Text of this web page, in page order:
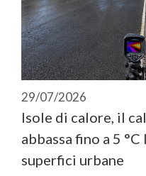
29/07/2026
Isole di calore, il
abbassa fino a 5
superfici urbane